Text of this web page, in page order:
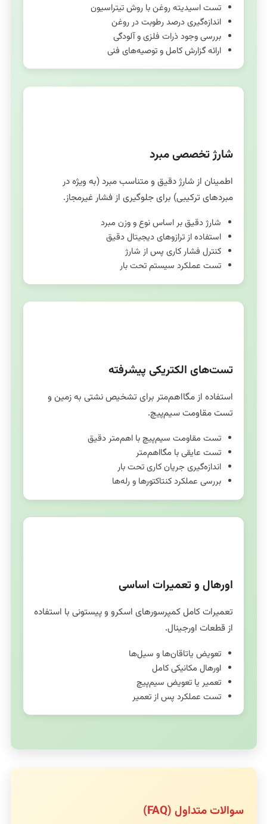
تست اسیدیته روغن با روش تیتراسیون
اندازه‌گیری درصد رطوبت در روغن
بررسی وجود ذرات فلزی و آلودگی
ارائه گزارش کامل و توصیه‌های فنی
شارژ تخصصی مبرد
اطمینان از شارژ دقیق و متناسب مبرد (به ویژه در
مبردهای ترکیبی) برای جلوگیری از فشار غیرمجاز.
شارژ دقیق بر اساس نوع و وزن مبرد
استفاده از ترازوهای دیجیتال دقیق
کنترل فشار کاری پس از شارژ
تست عملکرد سیستم تحت بار
تست‌های الکتریکی پیشرفته
استفاده از مگااهم‌متر برای تشخیص نشتی به زمین و
تست مقاومت سیم‌پیچ.
تست مقاومت سیم‌پیچ با اهم‌متر دقیق
تست عایقی با مگااهم‌متر
اندازه‌گیری جریان کاری تحت بار
بررسی عملکرد کنتاکتورها و رله‌ها
اورهال و تعمیرات اساسی
تعمیرات کامل کمپرسورهای اسکرو و پیستونی با استفاده
از قطعات اورجینال.
تعویض یاتاقان‌ها و سیل‌ها
اورهال مکانیکی کامل
تعمیر یا تعویض سیم‌پیچ
تست عملکرد پس از تعمیر
سوالات متداول (FAQ)